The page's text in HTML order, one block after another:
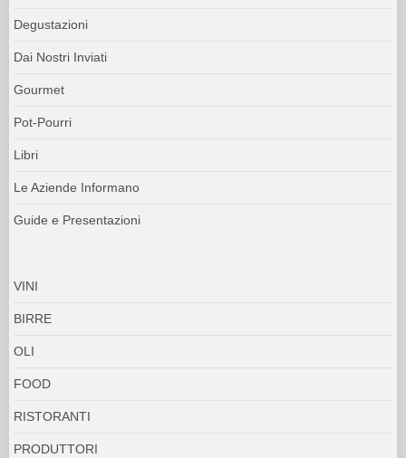
Degustazioni
Dai Nostri Inviati
Gourmet
Pot-Pourri
Libri
Le Aziende Informano
Guide e Presentazioni
VINI
BIRRE
OLI
FOOD
RISTORANTI
PRODUTTORI